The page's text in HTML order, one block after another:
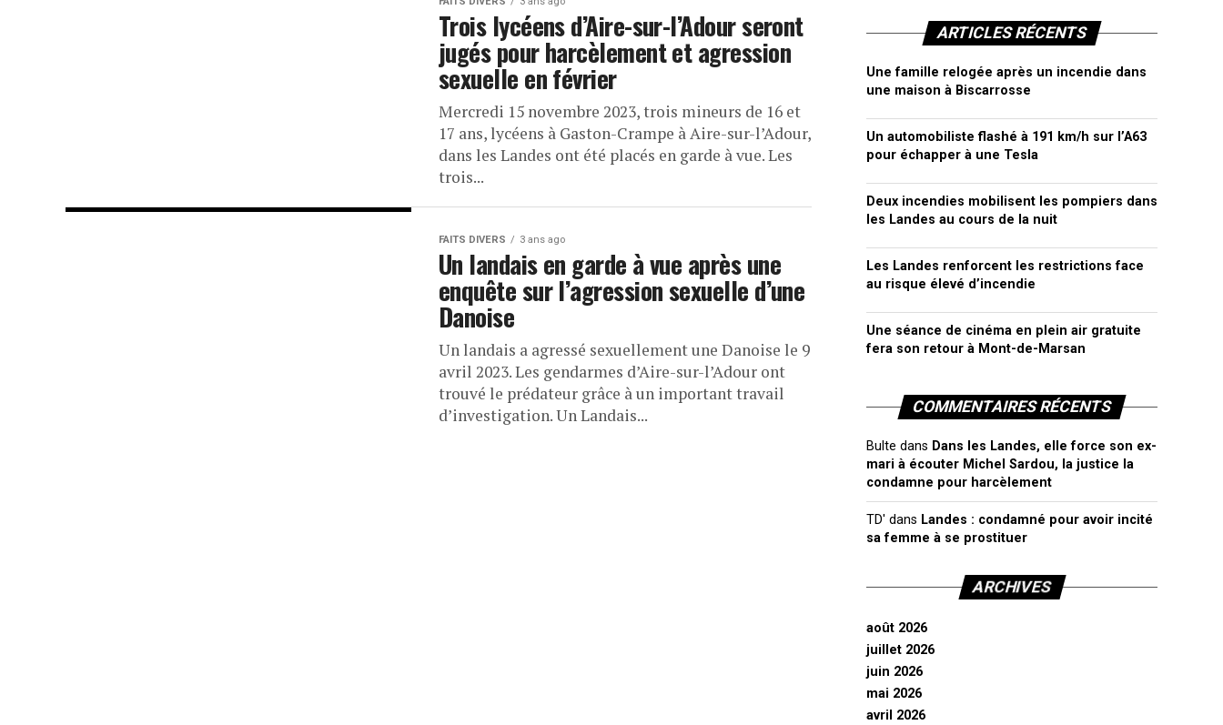
Trois lycéens d’Aire-sur-l’Adour seront
jugés pour harcèlement et agression
sexuelle en février
Mercredi 15 novembre 2023, trois mineurs de 16 et
17 ans, lycéens à Gaston-Crampe à Aire-sur-l’Adour,
dans les Landes ont été placés en garde à vue. Les
trois...
FAITS DIVERS 3 ans ago
Un landais en garde à vue après une
enquête sur l’agression sexuelle d’une
Danoise
Un landais a agressé sexuellement une Danoise le 9
avril 2023. Les gendarmes d’Aire-sur-l’Adour ont
trouvé le prédateur grâce à un important travail
d’investigation. Un Landais...
ARTICLES RÉCENTS
Une famille relogée après un incendie dans
une maison à Biscarrosse
Un automobiliste flashé à 191 km/h sur l’A63
pour échapper à une Tesla
Deux incendies mobilisent les pompiers dans
les Landes au cours de la nuit
Les Landes renforcent les restrictions face
au risque élevé d’incendie
Une séance de cinéma en plein air gratuite
fera son retour à Mont-de-Marsan
COMMENTAIRES RÉCENTS
Bulte dans Dans les Landes, elle force son ex-
mari à écouter Michel Sardou, la justice la
condamne pour harcèlement
TD' dans Landes : condamné pour avoir incité
sa femme à se prostituer
ARCHIVES
août 2026
juillet 2026
juin 2026
mai 2026
avril 2026